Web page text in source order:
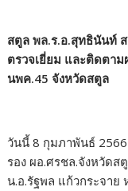
สตูล พล.ร.อ.สุทธินันท์
ตรวจเยี่ยม และติดตาม
นพค.45 จังหวัดสตูล
วันนี้ 8 กุมภาพันธ์
รอง ผอ.ศรชล.จังหวัด
น.อ.รัฐพล แก้วกระจา